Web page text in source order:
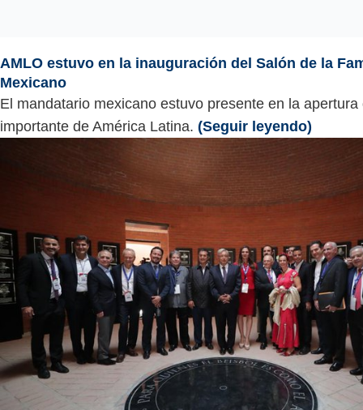
AMLO estuvo en la inauguración del Salón de la
Mexicano
El mandatario mexicano estuvo presente en la
importante de América Latina. (Seguir leyendo)